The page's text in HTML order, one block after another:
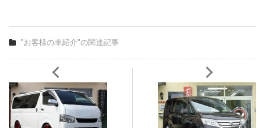
"お客様の車紹介"の関連記事